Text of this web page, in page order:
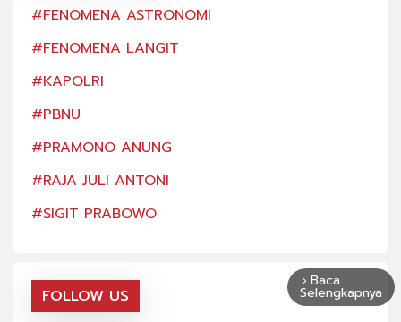
#FENOMENA ASTRONOMI
#FENOMENA LANGIT
#KAPOLRI
#PBNU
#PRAMONO ANUNG
#RAJA JULI ANTONI
#SIGIT PRABOWO
FOLLOW US
arrow_forward_ios Baca
Selengkapnya